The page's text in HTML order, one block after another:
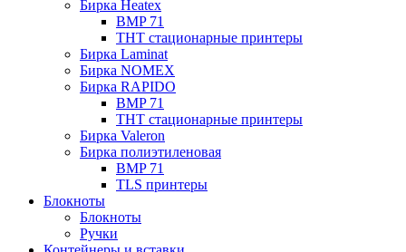
Бирка Heatex
BMP 71
THT стационарные принтеры
Бирка Laminat
Бирка NOMEX
Бирка RAPIDO
BMP 71
THT стационарные принтеры
Бирка Valeron
Бирка полиэтиленовая
BMP 71
TLS принтеры
Блокноты
Блокноты
Ручки